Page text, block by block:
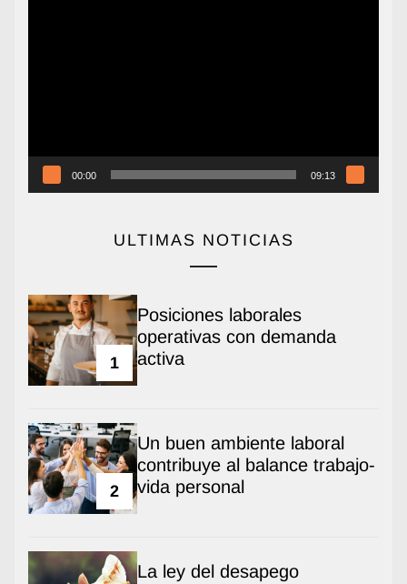
00:00 09:13
ULTIMAS NOTICIAS
1
Posiciones laborales
operativas con demanda
activa
2
Un buen ambiente laboral
contribuye al balance trabajo-
vida personal
La ley del desapego